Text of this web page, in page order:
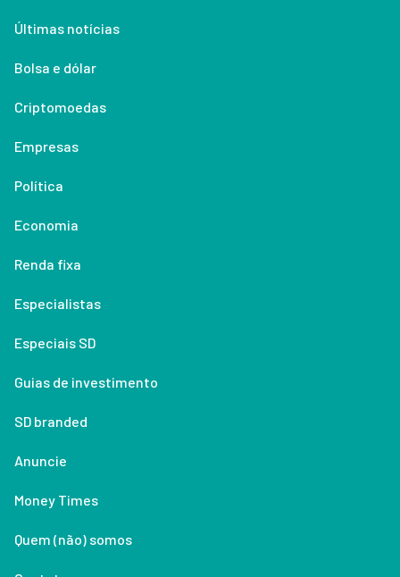
Últimas notícias
Bolsa e dólar
Criptomoedas
Empresas
Política
Economia
Renda fixa
Especialistas
Especiais SD
Guias de investimento
SD branded
Anuncie
Money Times
Quem (não) somos